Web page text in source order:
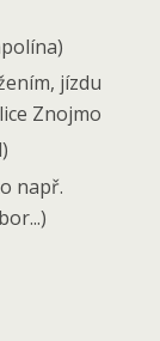
jízdu
Znojmo
např.